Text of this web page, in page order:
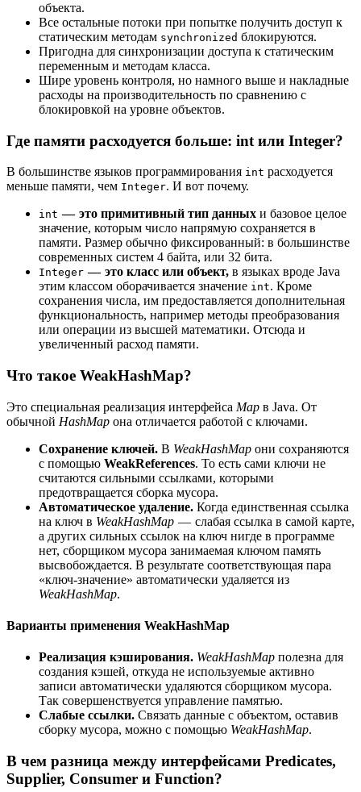
объекта.
Все остальные потоки при попытке получить доступ к
статическим методам synchronized блокируются.
Пригодна для синхронизации доступа к статическим
переменным и методам класса.
Шире уровень контроля, но намного выше и накладные
расходы на производительность по сравнению с
блокировкой на уровне объектов.
Где памяти расходуется больше: int или Integer?
В большинстве языков программирования int расходуется
меньше памяти, чем Integer. И вот почему.
int — это примитивный тип данных и базовое целое
значение, которым число напрямую сохраняется в
памяти. Размер обычно фиксированный: в большинстве
современных систем 4 байта, или 32 бита.
Integer — это класс или объект, в языках вроде Java
этим классом оборачивается значение int. Кроме
сохранения числа, им предоставляется дополнительная
функциональность, например методы преобразования
или операции из высшей математики. Отсюда и
увеличенный расход памяти.
Что такое WeakHashMap?
Это специальная реализация интерфейса Map в Java. От
обычной HashMap она отличается работой с ключами.
Сохранение ключей. В WeakHashMap они сохраняются
с помощью WeakReferences. То есть сами ключи не
считаются сильными ссылками, которыми
предотвращается сборка мусора.
Автоматическое удаление. Когда единственная ссылка
на ключ в WeakHashMap — слабая ссылка в самой карте,
а других сильных ссылок на ключ нигде в программе
нет, сборщиком мусора занимаемая ключом память
высвобождается. В результате соответствующая пара
«ключ-значение» автоматически удаляется из
WeakHashMap.
Варианты применения WeakHashMap
Реализация кэширования. WeakHashMap полезна для
создания кэшей, откуда не используемые активно
записи автоматически удаляются сборщиком мусора.
Так совершенствуется управление памятью.
Слабые ссылки. Связать данные с объектом, оставив
сборку мусора, можно с помощью WeakHashMap.
В чем разница между интерфейсами Predicates,
Supplier, Consumer и Function?